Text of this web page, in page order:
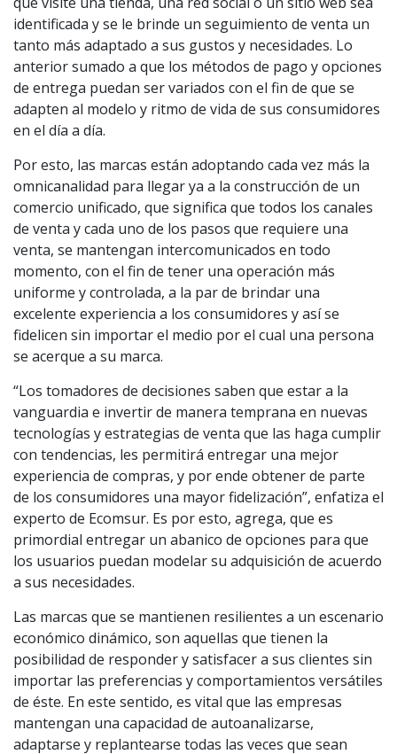
identificada y se le brinde un seguimiento de venta un
tanto más adaptado a sus gustos y necesidades. Lo
anterior sumado a que los métodos de pago y opciones
de entrega puedan ser variados con el fin de que se
adapten al modelo y ritmo de vida de sus consumidores
en el día a día.
Por esto, las marcas están adoptando cada vez más la
omnicanalidad para llegar ya a la construcción de un
comercio unificado, que significa que todos los canales
de venta y cada uno de los pasos que requiere una
venta, se mantengan intercomunicados en todo
momento, con el fin de tener una operación más
uniforme y controlada, a la par de brindar una
excelente experiencia a los consumidores y así se
fidelicen sin importar el medio por el cual una persona
se acerque a su marca.
“Los tomadores de decisiones saben que estar a la
vanguardia e invertir de manera temprana en nuevas
tecnologías y estrategias de venta que las haga cumplir
con tendencias, les permitirá entregar una mejor
experiencia de compras, y por ende obtener de parte
de los consumidores una mayor fidelización”, enfatiza el
experto de Ecomsur. Es por esto, agrega, que es
primordial entregar un abanico de opciones para que
los usuarios puedan modelar su adquisición de acuerdo
a sus necesidades.
Las marcas que se mantienen resilientes a un escenario
económico dinámico, son aquellas que tienen la
posibilidad de responder y satisfacer a sus clientes sin
importar las preferencias y comportamientos versátiles
de éste. En este sentido, es vital que las empresas
mantengan una capacidad de autoanalizarse,
adaptarse y replantearse todas las veces que sean